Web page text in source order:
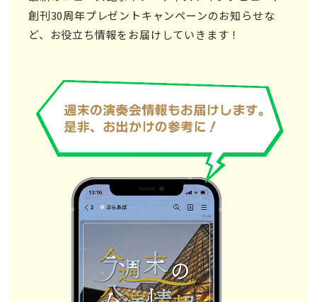
創刊30周年プレゼントキャンペーンのお知らせな
ど、お役立ち情報をお届けしていきます！